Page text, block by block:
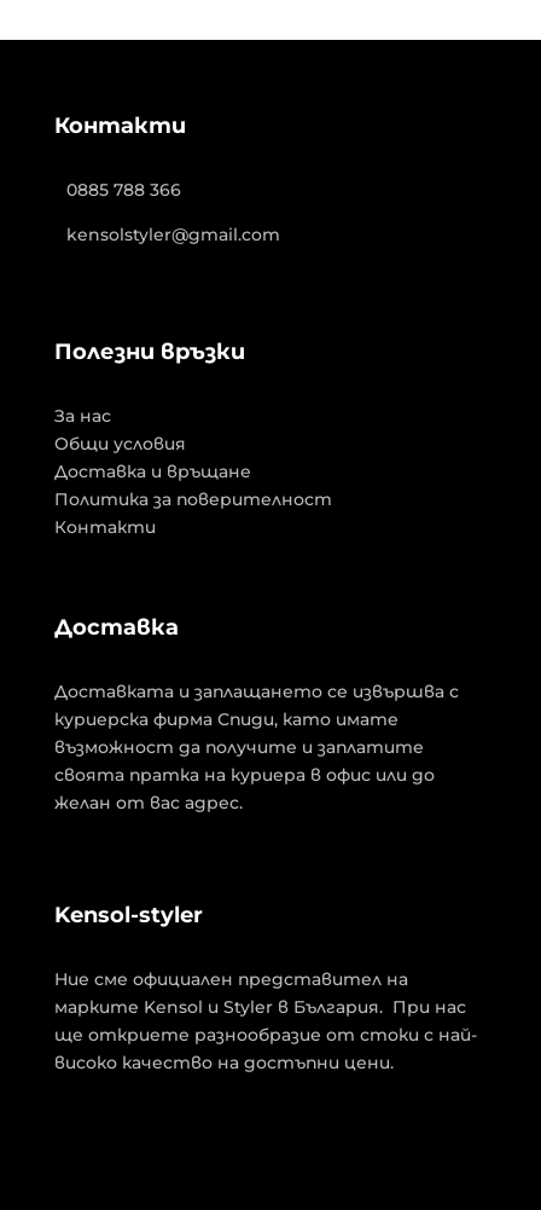
Контакти
0885 788 366
kensolstyler@gmail.com
Полезни връзки
За нас
Общи условия
Доставка и връщане
Политика за поверителност
Контакти
Доставка
Доставката и заплащането се извършва с
куриерска фирма Спиди, като имате
възможност да получите и заплатите
своята пратка на куриера в офис или до
желан от вас адрес.
Kensol-styler
Ние сме официален представител на
марките Kensol и Styler в България. При нас
ще откриете разнообразие от стоки с най-
високо качество на достъпни цени.